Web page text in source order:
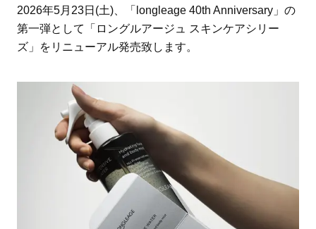
ママとパパに贈る「ジェンダーレ
ス学」
人気の40代髪型・ヘア
2026年5月23日(土)、「longleage 40th Anniversary」の
第一弾として「ロングルアージュ スキンケアシリー
ズ」をリニューアル発売致します。